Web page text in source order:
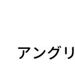
アング